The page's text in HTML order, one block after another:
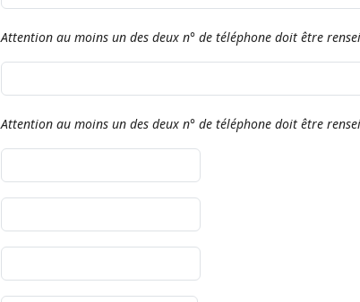
Attention au moins un des deux n° de téléphone doit être
Attention au moins un des deux n° de téléphone doit être